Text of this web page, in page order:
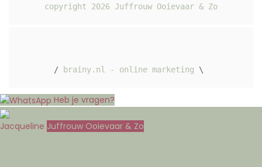
copyright 2026 Juffrouw Ooievaar & Zo
/ brainy.nl - online marketing \
Heb je vragen?
Jacqueline Juffrouw Ooievaar & Zo